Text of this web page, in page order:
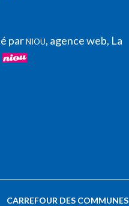
parNIOU, agence web, La
CARREFOUR DES COMMUNES